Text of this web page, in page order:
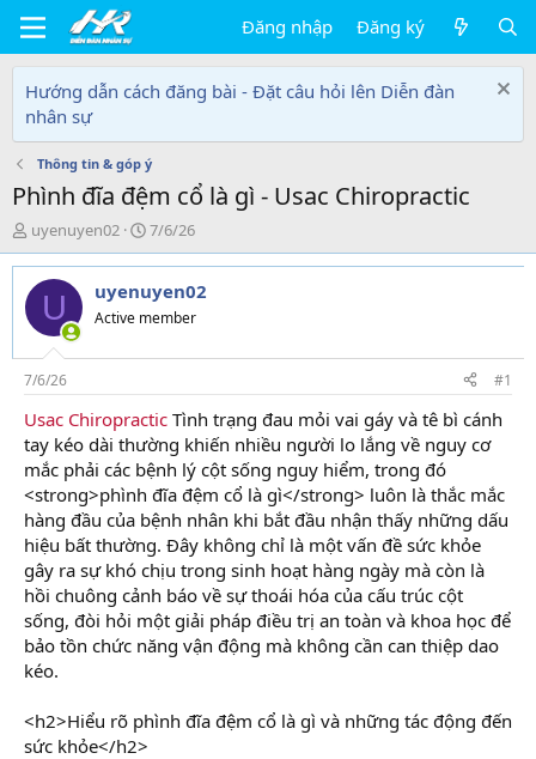
Đăng nhập Đăng ký
Hướng dẫn cách đăng bài - Đặt câu hỏi lên Diễn đàn
nhân sự
Thông tin & góp ý
Phình đĩa đệm cổ là gì - Usac Chiropractic
T
h
r
e
d
s
t
a
r
t
e
r
uyenuyen02
N
g
à
y
g
i
7/6/26
U uyenuyen02
Active member
7/6/26 #1
Usac Chiropractic Tình trạng đau mỏi vai gáy và tê bì cánh
tay kéo dài thường khiến nhiều người lo lắng về nguy cơ
mắc phải các bệnh lý cột sống nguy hiểm, trong đó
<strong>phình đĩa đệm cổ là gì</strong> luôn là thắc mắc
hàng đầu của bệnh nhân khi bắt đầu nhận thấy những dấu
hiệu bất thường. Đây không chỉ là một vấn đề sức khỏe
gây ra sự khó chịu trong sinh hoạt hàng ngày mà còn là
hồi chuông cảnh báo về sự thoái hóa của cấu trúc cột
sống, đòi hỏi một giải pháp điều trị an toàn và khoa học để
bảo tồn chức năng vận động mà không cần can thiệp dao
kéo.
<h2>Hiểu rõ phình đĩa đệm cổ là gì và những tác động đến
sức khỏe</h2>